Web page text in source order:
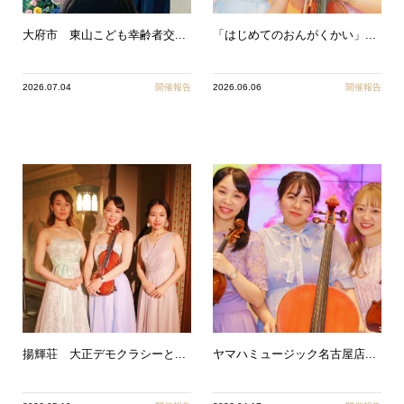
大府市 東山こども幸齢者交...
2026.07.04 開催報告
「はじめてのおんがくかい」...
2026.06.06 開催報告
揚輝荘 大正デモクラシーと... ヤマハミュージック名古屋店...